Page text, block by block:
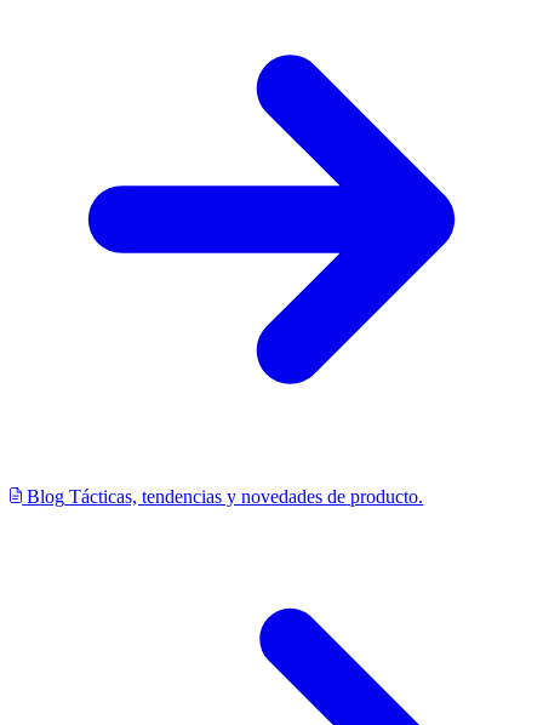
Blog Tácticas, tendencias y novedades de producto.